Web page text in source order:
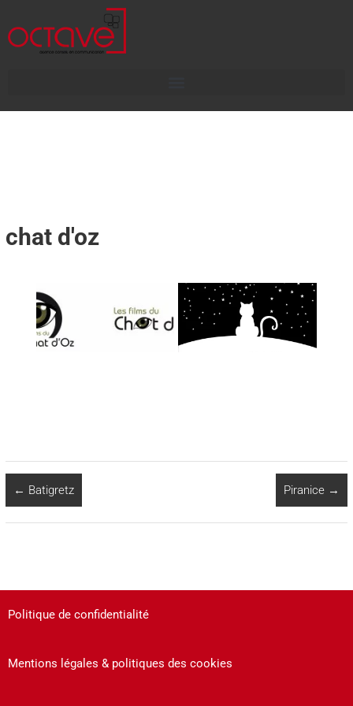
chat d'oz
← Batigretz Piranice →
Politique de confidentialité
Mentions légales & politiques des cookies